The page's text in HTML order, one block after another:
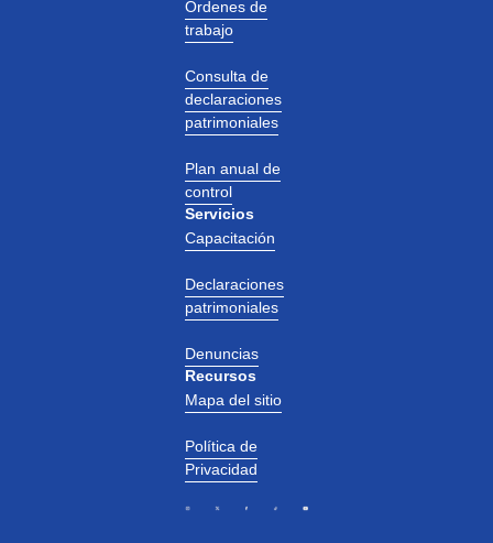
Órdenes de
trabajo
Consulta de
declaraciones
patrimoniales
Plan anual de
control
Servicios
Capacitación
Declaraciones
patrimoniales
Denuncias
Recursos
Mapa del sitio
Política de
Privacidad